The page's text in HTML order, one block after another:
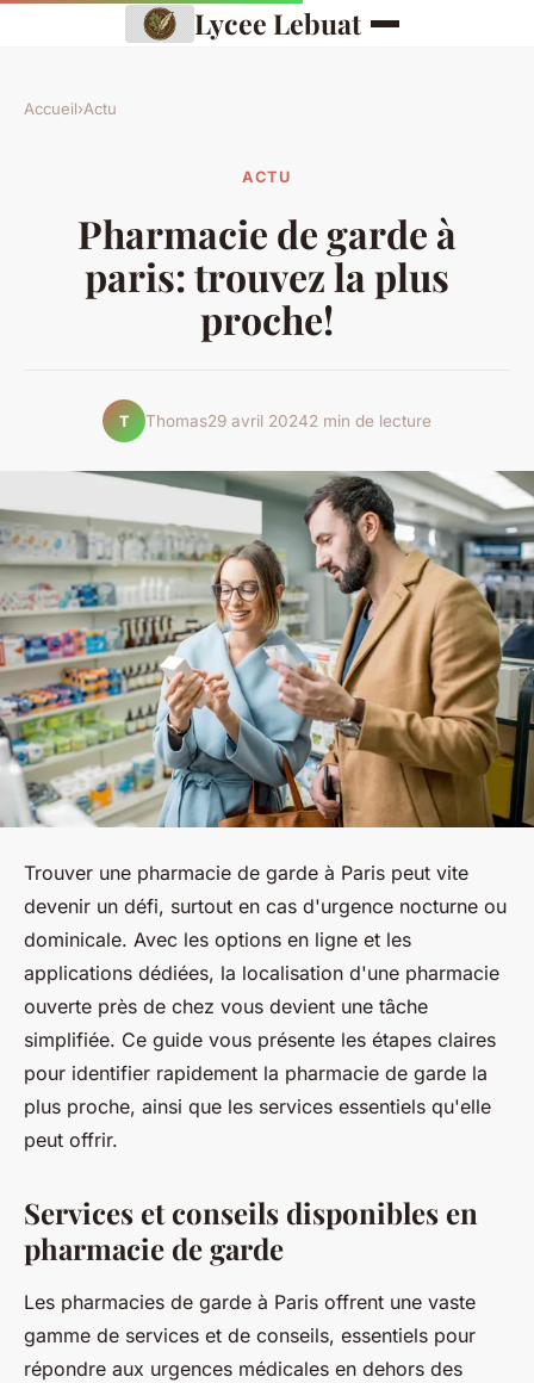
Lycee Lebuat
Accueil›Actu
ACTU
Pharmacie de garde à
paris: trouvez la plus
proche!
T Thomas29 avril 20242 min de lecture
Trouver une pharmacie de garde à Paris peut vite
devenir un défi, surtout en cas d'urgence nocturne ou
dominicale. Avec les options en ligne et les
applications dédiées, la localisation d'une pharmacie
ouverte près de chez vous devient une tâche
simplifiée. Ce guide vous présente les étapes claires
pour identifier rapidement la pharmacie de garde la
plus proche, ainsi que les services essentiels qu'elle
peut offrir.
Services et conseils disponibles en
pharmacie de garde
Les pharmacies de garde à Paris offrent une vaste
gamme de services et de conseils, essentiels pour
répondre aux urgences médicales en dehors des